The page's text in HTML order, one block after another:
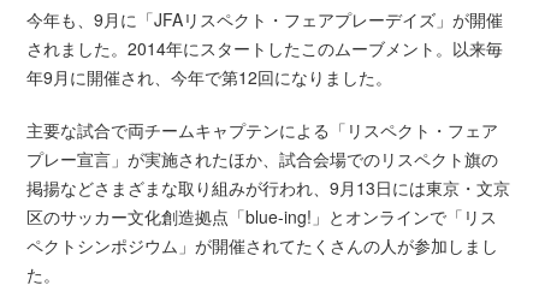
今年も、9月に「JFAリスペクト・フェアプレーデイズ」が開催
されました。2014年にスタートしたこのムーブメント。以来毎
年9月に開催され、今年で第12回になりました。
主要な試合で両チームキャプテンによる「リスペクト・フェア
プレー宣言」が実施されたほか、試合会場でのリスペクト旗の
掲揚などさまざまな取り組みが行われ、9月13日には東京・文京
区のサッカー文化創造拠点「blue-ing!」とオンラインで「リス
ペクトシンポジウム」が開催されてたくさんの人が参加しまし
た。